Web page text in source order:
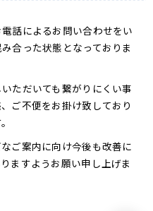
話によるお問い合わせをい
合った状態となっておりま
ただいても繋がりにくい事
ご不便をお掛け致しており
ご案内に向け今後も改善に
ますようお願い申し上げま